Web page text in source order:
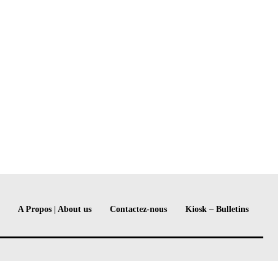
A Propos | About us Contactez-nous Kiosk – Bulletins